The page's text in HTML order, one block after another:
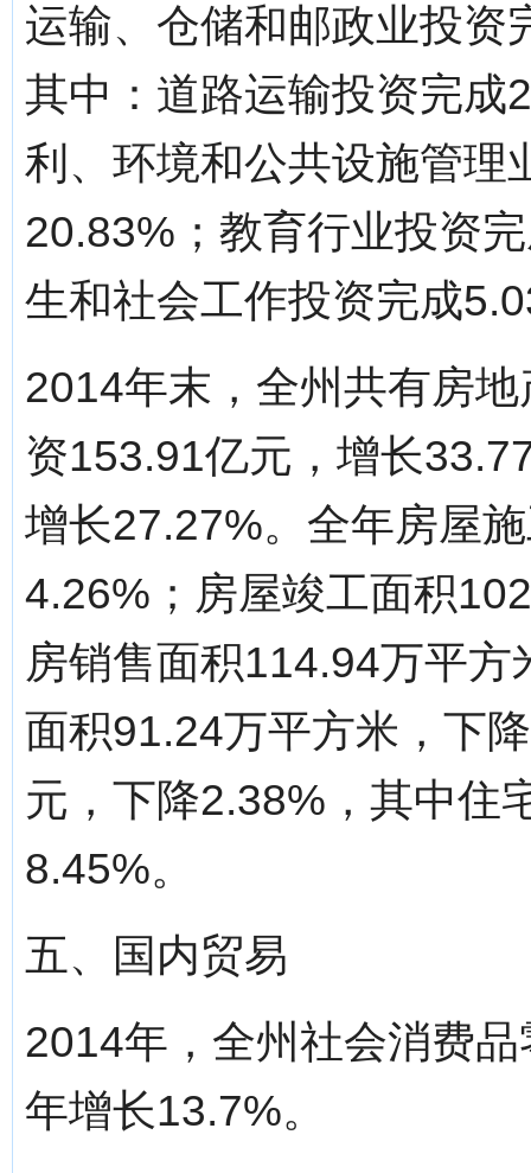
运输、仓储和邮政业投资
其中：道路运输投资完成
利、环境和公共设施管理
20.83%；教育行业投资
生和社会工作投资完成
2014年末，全州共有房
资153.91亿元，增长
增长27.27%。全年房屋
4.26%；房屋竣工面积
房销售面积114.94万平
面积91.24万平方米，下
元，下降2.38%，其中住
8.45%。
五、国内贸易
2014年，全州社会消费
年增长13.7%。